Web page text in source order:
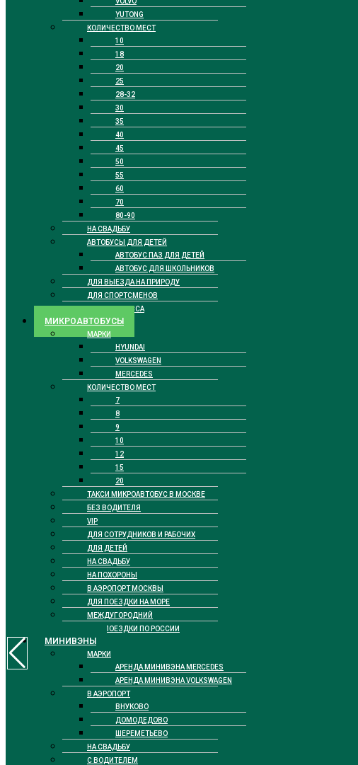
YUTONG
КОЛИЧЕСТВО МЕСТ
10
18
20
25
28-32
30
35
40
45
50
55
60
70
80-90
НА СВАДЬБУ
АВТОБУСЫ ДЛЯ ДЕТЕЙ
АВТОБУС ПАЗ ДЛЯ ДЕТЕЙ
АВТОБУС ДЛЯ ШКОЛЬНИКОВ
ДЛЯ ВЫЕЗДА НА ПРИРОДУ
ДЛЯ СПОРТСМЕНОВ
БИЗНЕС КЛАССА
МИКРОАВТОБУСЫ
МАРКИ
HYUNDAI
VOLKSWAGEN
MERCEDES
КОЛИЧЕСТВО МЕСТ
7
8
9
10
12
15
20
ТАКСИ МИКРОАВТОБУС В МОСКВЕ
БЕЗ ВОДИТЕЛЯ
VIP
ДЛЯ СОТРУДНИКОВ И РАБОЧИХ
ДЛЯ ДЕТЕЙ
НА СВАДЬБУ
НА ПОХОРОНЫ
В АЭРОПОРТ МОСКВЫ
ДЛЯ ПОЕЗДКИ НА МОРЕ
МЕЖДУГОРОДНИЙ
ДЛЯ ПОЕЗДКИ ПО РОССИИ
МИНИВЭНЫ
МАРКИ
АРЕНДА МИНИВЭНА MERCEDES
АРЕНДА МИНИВЭНА VOLKSWAGEN
В АЭРОПОРТ
ВНУКОВО
ДОМОДЕДОВО
ШЕРЕМЕТЬЕВО
НА СВАДЬБУ
С ВОДИТЕЛЕМ